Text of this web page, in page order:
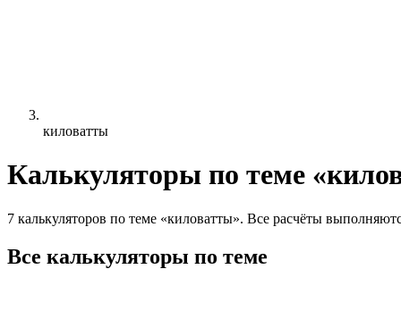
киловатты
Калькуляторы по теме
7 калькуляторов по теме «киловатты». Все расчёты
Все калькуляторы по теме